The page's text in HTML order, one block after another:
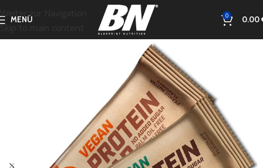
Weiter zur Navigation
Skip to main content
MENÜ 0 0.00